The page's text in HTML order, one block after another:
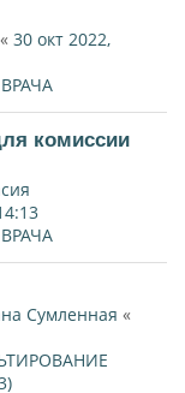
« 30 окт 2022,
комиссии
Сумленная «